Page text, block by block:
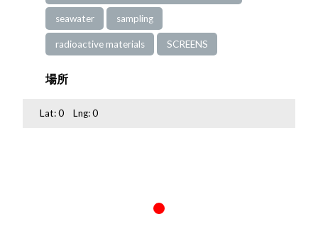
seawater sampling
radioactive materials SCREENS
場所
Lat:0 Lng:0